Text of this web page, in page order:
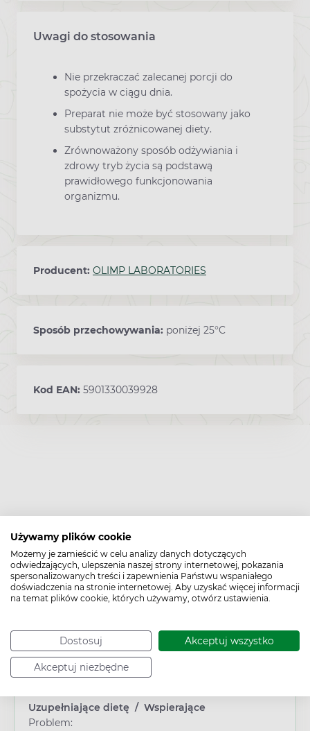
Używamy plików cookie
Możemy je zamieścić w celu analizy danych dotyczących
odwiedzających, ulepszenia naszej strony internetowej, pokazania
spersonalizowanych treści i zapewnienia Państwu wspaniałego
doświadczenia na stronie internetowej. Aby uzyskać więcej informacji
na temat plików cookie, których używamy, otwórz ustawienia.
Dostosuj Akceptuj wszystko
Akceptuj niezbędne
Uwagi do stosowania
Nie przekraczać zalecanej porcji do
spożycia w ciągu dnia.
Preparat nie może być stosowany jako
substytut zróżnicowanej diety.
Zrównoważony sposób odżywiania i
zdrowy tryb życia są podstawą
prawidłowego funkcjonowania
organizmu.
Producent: OLIMP LABORATORIES
Sposób przechowywania: poniżej 25°C
Kod EAN: 5901330039928
Cechy produktu
Typ produktu:
Suplement diety
Płeć:
Wiek:
Dorosły
Obszar/Układ:
Układ nerwowy
Uzupełniające dietę / Wspierające
Problem: